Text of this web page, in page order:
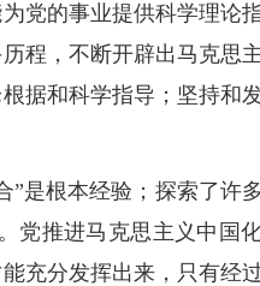
党的事业提供科学理论指
程，不断开辟出马克思
据和科学指导；坚持和
”是根本经验；探索了许
党推进马克思主义中国
充分发挥出来，只有经